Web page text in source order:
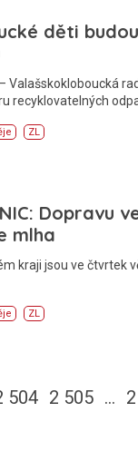
děti
– Valašskokloboucká
recyklovatelných
ZL
Dopravu
mlha
kraji jsou ve čtvrtek
ZL
504 2 505 …